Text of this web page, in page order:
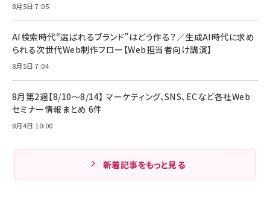
8月5日 7:05
AI検索時代“選ばれるブランド”はどう作る？／生成AI時代に求め
られる次世代Web制作フロー【Web担当者向け講演】
8月5日 7:04
8月第2週【8/10～8/14】 マーケティング、SNS、ECなど各社Web
セミナー情報まとめ 6件
8月4日 10:00
新着記事をもっと見る